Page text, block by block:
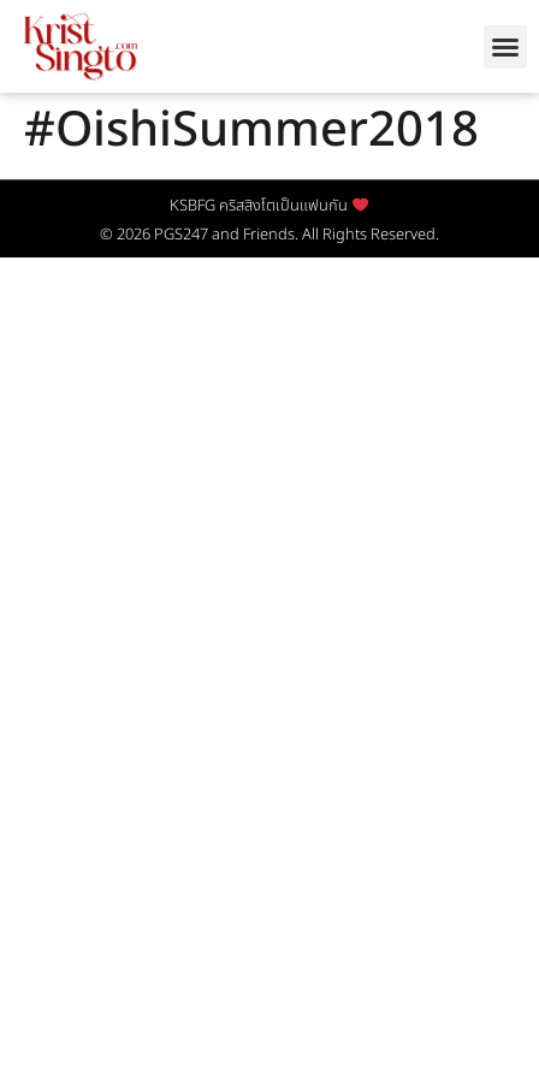
#OishiSummer2018
KSBFG คริสสิงโตเป็นแฟนกัน
© 2026 PGS247and Friends. All Rights Reserved.